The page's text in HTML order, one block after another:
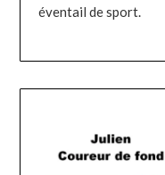
éventail de sport.